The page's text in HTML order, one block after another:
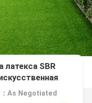
латекса SBR
As Negotiated